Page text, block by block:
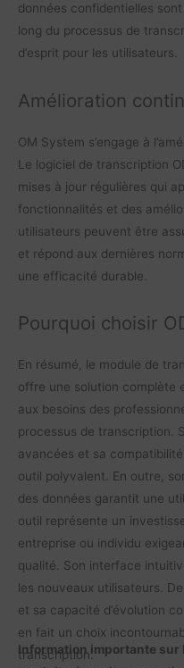
données confidentielles
long du processus de
d’esprit pour les utilisateurs.
Amélioration
OM System s’engage à
Le logiciel de transcription
mises à jour régulières qui
fonctionnalités et des
utilisateurs peuvent être
et répond aux dernières
une efficacité durable.
Pourquoi choisir
En résumé, le module de
offre une solution complète
aux besoins des
processus de transcription.
avancées et sa
outil polyvalent. En outre,
des données garantit une
outil représente un
entreprise ou individu
qualité. Son interface
les nouveaux utilisateurs.
et sa capacité d’évolution
en fait un choix
transcription.
Information importante sur